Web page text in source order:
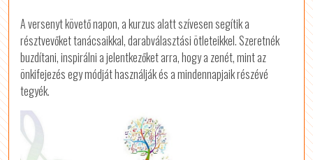
A versenyt követő napon, a kurzus alatt szívesen segítik a
résztvevőket tanácsaikkal, darabválasztási ötleteikkel. Szeretnék
buzdítani, inspirálni a jelentkezőket arra, hogy a zenét, mint az
önkifejezés egy módját használják és a mindennapjaik részévé
tegyék.